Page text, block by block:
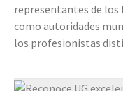
representantes de los
como autoridades
los profesionistas